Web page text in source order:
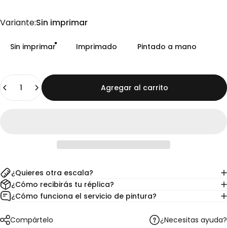
Variante
Variante:Sin imprimar
Sin imprimar Imprimado Pintado a mano
Agregar al carrito
¿Quieres otra escala?
¿Cómo recibirás tu réplica?
¿Cómo funciona el servicio de pintura?
Compártelo ¿Necesitas ayuda?